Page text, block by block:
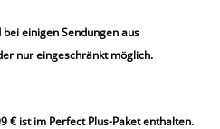
einigen Sendungen aus
nur eingeschränkt möglich.
€ ist im Perfect Plus-Paket enthalten.